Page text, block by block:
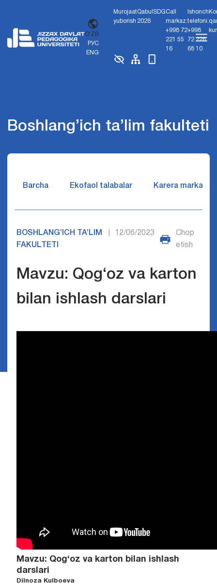
O'ZB
РУС
ENG
Murojaat
yuborish
Qabul
2026
SDGCall
markaz:
+998 72
221 55
16
Ishonch
telefoni:
+998
72 226
68 10
Boshlang’ich ta’lim fakulteti
Barcha Ekofaol talabalar Karera markazi
BOSHLANG’ICH TA’LIM
FAKULTETI
12/06/2023
Chop
etish
Mavzu: Qog‘oz va karton
bilan ishlash darslari
Mavzu: Qog‘oz va karton bilan ishlash
darslari
Dilnoza Kulboeva